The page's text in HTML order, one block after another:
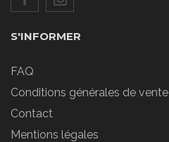
S'INFORMER
FAQ
Conditions générales de vente
Contact
Mentions légales